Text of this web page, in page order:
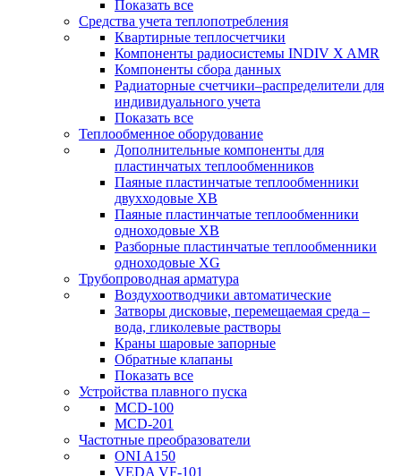
Показать все
Средства учета теплопотребления
Квартирные теплосчетчики
Компоненты радиосистемы INDIV X AMR
Компоненты сбора данных
Радиаторные счетчики–распределители для
индивидуального учета
Показать все
Теплообменное оборудование
Дополнительные компоненты для
пластинчатых теплообменников
Паяные пластинчатые теплообменники
двухходовые XB
Паяные пластинчатые теплообменники
одноходовые ХВ
Разборные пластинчатые теплообменники
одноходовые ХG
Трубопроводная арматура
Воздухоотводчики автоматические
Затворы дисковые, перемещаемая среда –
вода, гликолевые растворы
Краны шаровые запорные
Обратные клапаны
Показать все
Устройства плавного пуска
MCD-100
MCD-201
Частотные преобразователи
ONI A150
VEDA VF-101